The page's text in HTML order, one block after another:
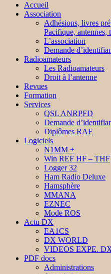
Accueil
Association
Adhésions, livres
Pacifique, antennes,
L’association
Demande
Radioamateurs
Les Radioamateurs
Droit à l’antenne
Revues
Formation
Services
QSL ANRPFD
Demande
Diplômes RAF
Logiciels
N1MM +
Win REF HF – THF
Logger 32
Ham Radio Deluxe
Hamsphère
MMANA
EZNEC
Mode ROS
Actu DX
EA1CS
DX WORLD
VIDEOS EXPE.
PDF docs
Administrations